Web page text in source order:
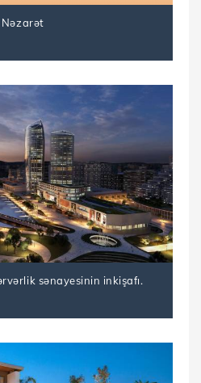
sənayesinin inkişafı.